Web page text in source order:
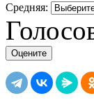
Средняя: